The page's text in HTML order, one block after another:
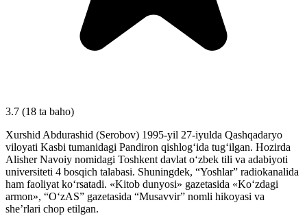
3.7 (18 ta baho)
Xurshid Abdurashid (Serobov) 1995-yil 27-iyulda Qashqadaryo
viloyati Kasbi tumanidagi Pandiron qishlog‘ida tug‘ilgan. Hozirda
Alisher Navoiy nomidagi Toshkent davlat o‘zbek tili va adabiyoti
universiteti 4 bosqich talabasi. Shuningdek, “Yoshlar” radiokanalida
ham faoliyat ko‘rsatadi. «Kitob dunyosi» gazetasida «Ko‘zdagi
armon», “O‘zAS” gazetasida “Musavvir” nomli hikoyasi va
sheʼrlari chop etilgan.